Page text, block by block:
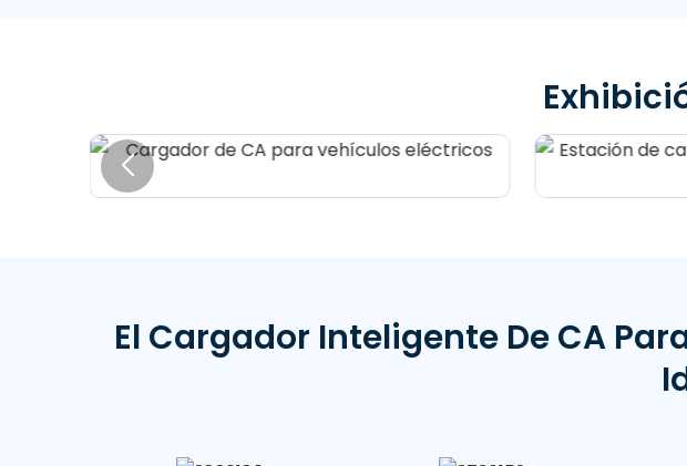
El Cargador Inteligente De CA